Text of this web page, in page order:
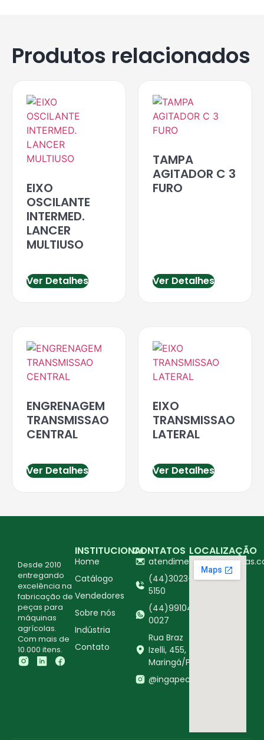
Produtos relacionados
EIXO
OSCILANTE
INTERMED.
LANCER
MULTIUSO
Ver Detalhes
TAMPA
AGITADOR C 3
FURO
Ver Detalhes
ENGRENAGEM
TRANSMISSAO
CENTRAL
Ver Detalhes
EIXO
TRANSMISSAO
LATERAL
Ver Detalhes
Desde 2010
entregando
excelência na
fabricação de
peças para
máquinas
agrícolas.
Com mais de
10.000 itens.
INSTITUCIONAL
Home
Catálogo
Vendedores
Sobre nós
Indústria
Contato
CONTATOS
(44)3023-
5150
(44)99104-
0027
Rua Braz
Izelli, 455,
Maringá/PR
@ingapecasagricolas
LOCALIZAÇÃO